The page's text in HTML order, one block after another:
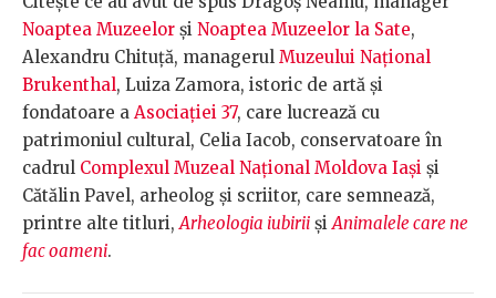
Noaptea Muzeelor și Noaptea Muzeelor la Sate,
Alexandru Chituță, managerul Muzeului Național
Brukenthal, Luiza Zamora, istoric de artă și
fondatoare a Asociației 37, care lucrează cu
patrimoniul cultural, Celia Iacob, conservatoare în
cadrul Complexul Muzeal Național Moldova Iași și
Cătălin Pavel, arheolog și scriitor, care semnează,
printre alte titluri,Arheologia iubirii șiAnimalele care ne
fac oameni.